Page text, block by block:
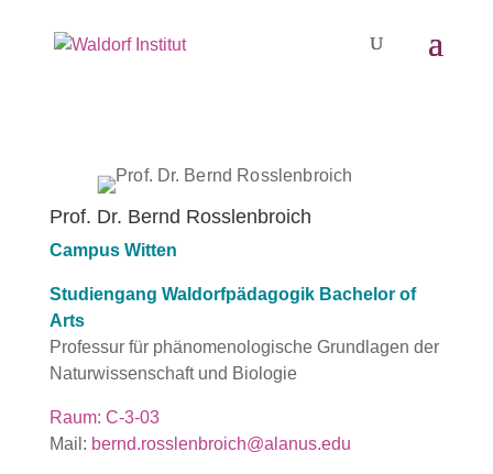
Prof. Dr. Bernd Rosslenbroich
Campus Witten
Studiengang Waldorfpädagogik Bachelor of
Arts
Professur für phänomenologische Grundlagen der
Naturwissenschaft und Biologie
Raum: C-3-03
Mail: bernd.rosslenbroich@alanus.edu